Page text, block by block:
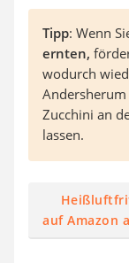
Tipp: Wenn
ernten,
wodurch
Zucchini an
lassen.
auf Amazon